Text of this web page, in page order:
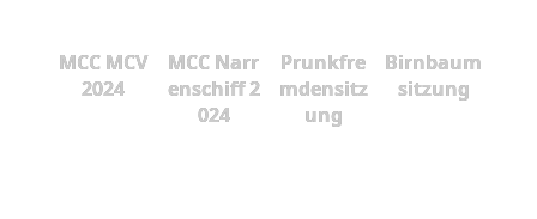
MCC MCV
2024
MCC Narr
enschiff 2
024
Prunkfre
mdensitz
ung
Birnbaum
sitzung